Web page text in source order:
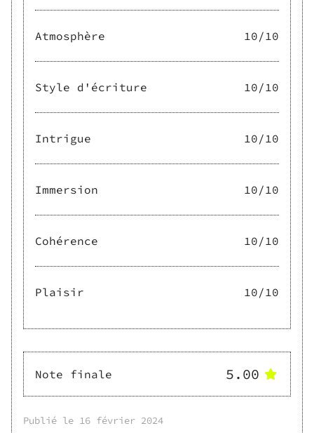
Atmosphère 10/10
Style d'écriture 10/10
Intrigue 10/10
Immersion 10/10
Cohérence 10/10
Plaisir 10/10
Note finale 5.00
Publié le 16 février 2024